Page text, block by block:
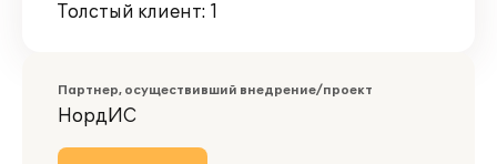
Толстый клиент: 1
Партнер, осуществивший внедрение/проект
НордИС